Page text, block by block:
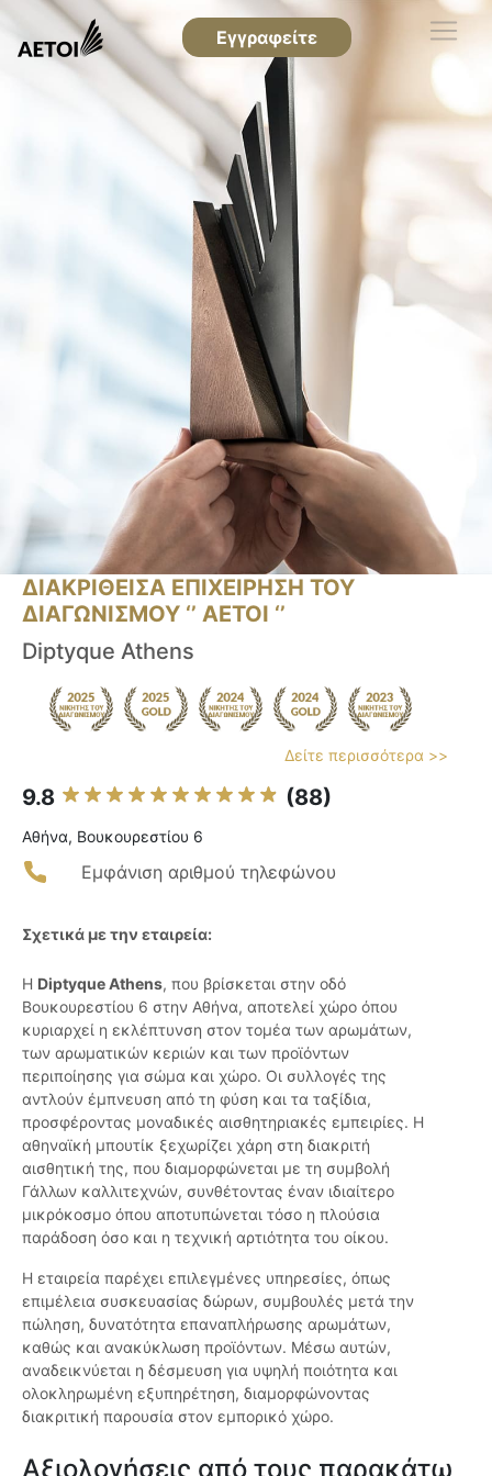
Εγγραφείτε
ΔΙΑΚΡΙΘΕΙΣΑ ΕΠΙΧΕΙΡΗΣΗ ΤΟΥ
ΔΙΑΓΩΝΙΣΜΟΥ ‘’ ΑΕΤΟΙ ‘’
Diptyque Athens
Δείτε περισσότερα >>
9.8 (88)
Αθήνα, Βουκουρεστίου 6
Εμφάνιση αριθμού τηλεφώνου
Σχετικά με την εταιρεία:
Η Diptyque Athens, που βρίσκεται στην οδό
Βουκουρεστίου 6 στην Αθήνα, αποτελεί χώρο όπου
κυριαρχεί η εκλέπτυνση στον τομέα των αρωμάτων,
των αρωματικών κεριών και των προϊόντων
περιποίησης για σώμα και χώρο. Οι συλλογές της
αντλούν έμπνευση από τη φύση και τα ταξίδια,
προσφέροντας μοναδικές αισθητηριακές εμπειρίες. Η
αθηναϊκή μπουτίκ ξεχωρίζει χάρη στη διακριτή
αισθητική της, που διαμορφώνεται με τη συμβολή
Γάλλων καλλιτεχνών, συνθέτοντας έναν ιδιαίτερο
μικρόκοσμο όπου αποτυπώνεται τόσο η πλούσια
παράδοση όσο και η τεχνική αρτιότητα του οίκου.
Η εταιρεία παρέχει επιλεγμένες υπηρεσίες, όπως
επιμέλεια συσκευασίας δώρων, συμβουλές μετά την
πώληση, δυνατότητα επαναπλήρωσης αρωμάτων,
καθώς και ανακύκλωση προϊόντων. Μέσω αυτών,
αναδεικνύεται η δέσμευση για υψηλή ποιότητα και
ολοκληρωμένη εξυπηρέτηση, διαμορφώνοντας
διακριτική παρουσία στον εμπορικό χώρο.
Αξιολογήσεις από τους παρακάτω